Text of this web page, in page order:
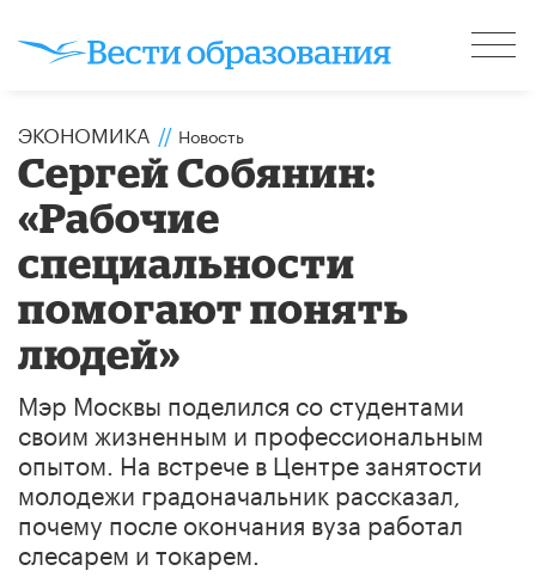
ЭКОНОМИКА // Новость
​Сергей Собянин:
«Рабочие
специальности
помогают понять
людей»
Мэр Москвы поделился со студентами
своим жизненным и профессиональным
опытом. На встрече в Центре занятости
молодежи градоначальник рассказал,
почему после окончания вуза работал
слесарем и токарем.